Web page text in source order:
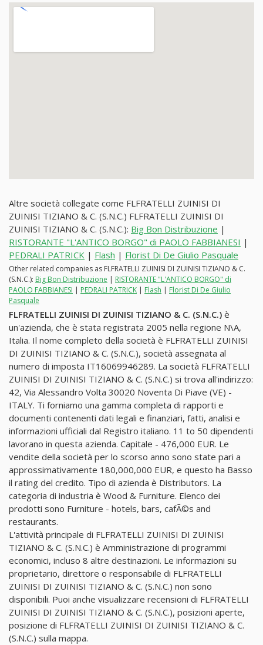
Altre società collegate come FLFRATELLI ZUINISI DI
ZUINISI TIZIANO & C. (S.N.C.) FLFRATELLI ZUINISI DI
ZUINISI TIZIANO & C. (S.N.C.): Big Bon Distribuzione |
RISTORANTE "L'ANTICO BORGO" di PAOLO FABBIANESI |
PEDRALI PATRICK | Flash | Florist Di De Giulio Pasquale
Other related companies as FLFRATELLI ZUINISI DI ZUINISI TIZIANO & C.
(S.N.C.): Big Bon Distribuzione | RISTORANTE "L'ANTICO BORGO" di
PAOLO FABBIANESI | PEDRALI PATRICK | Flash | Florist Di De Giulio
Pasquale
FLFRATELLI ZUINISI DI ZUINISI TIZIANO & C. (S.N.C.) è
un'azienda, che è stata registrata 2005 nella regione N\A,
Italia. Il nome completo della società è FLFRATELLI ZUINISI
DI ZUINISI TIZIANO & C. (S.N.C.), società assegnata al
numero di imposta IT16069946289. La società FLFRATELLI
ZUINISI DI ZUINISI TIZIANO & C. (S.N.C.) si trova all'indirizzo:
42, Via Alessandro Volta 30020 Noventa Di Piave (VE) -
ITALY. Ti forniamo una gamma completa di rapporti e
documenti contenenti dati legali e finanziari, fatti, analisi e
informazioni ufficiali dal Registro italiano. 11 to 50 dipendenti
lavorano in questa azienda. Capitale - 476,000 EUR. Le
vendite della società per lo scorso anno sono state pari a
approssimativamente 180,000,000 EUR, e questo ha Basso
il rating del credito. Tipo di azienda è Distributors. La
categoria di industria è Wood & Furniture. Elenco dei
prodotti sono Furniture - hotels, bars, cafÃ©s and
restaurants.
L'attività principale di FLFRATELLI ZUINISI DI ZUINISI
TIZIANO & C. (S.N.C.) è Amministrazione di programmi
economici, incluso 8 altre destinazioni. Le informazioni su
proprietario, direttore o responsabile di FLFRATELLI
ZUINISI DI ZUINISI TIZIANO & C. (S.N.C.) non sono
disponibili. Puoi anche visualizzare recensioni di FLFRATELLI
ZUINISI DI ZUINISI TIZIANO & C. (S.N.C.), posizioni aperte,
posizione di FLFRATELLI ZUINISI DI ZUINISI TIZIANO & C.
(S.N.C.) sulla mappa.